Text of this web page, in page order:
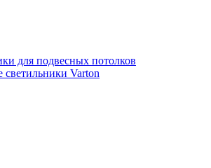
для подвесных потолков
Varton